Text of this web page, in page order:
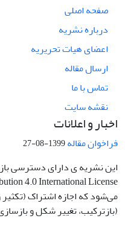
صفحه اصلی
درباره نشریه
اعضای هیات تحریریه
ارسال مقاله
تماس با ما
نقشه سایت
اخبار و اعلانات
فراخوان مقاله1399-08-27
این نشریه ی دارای دسترسی
می‌شود که اجازه اشتراک (تکثیر
(بازترکیب، تغییر شکل و